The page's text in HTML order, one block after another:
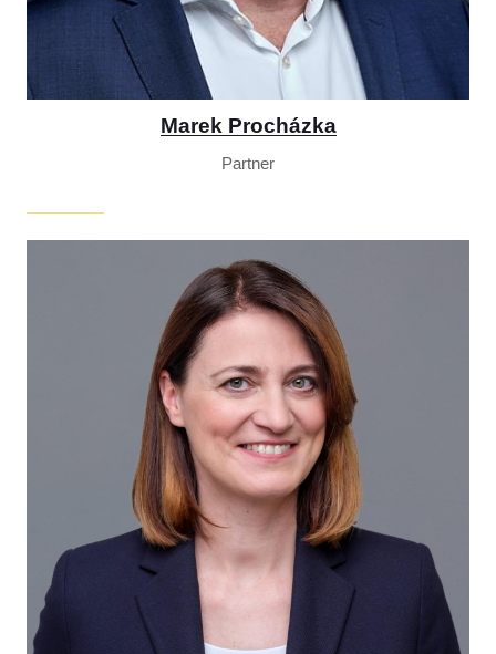
Marek Procházka
Partner